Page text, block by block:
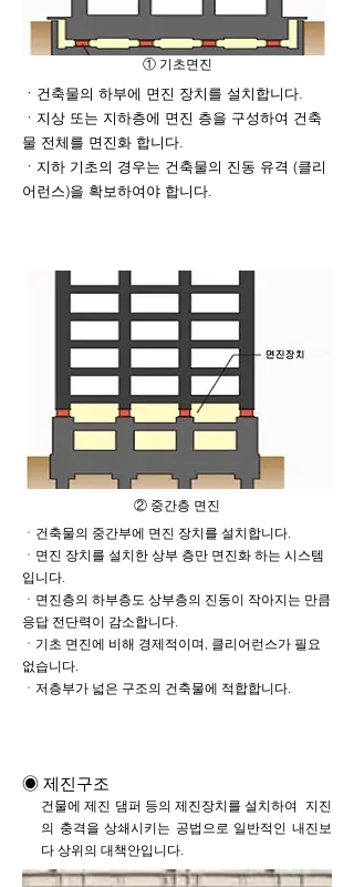
① 기초면진
ㆍ건축물의 하부에 면진 장치를 설치합니다.
ㆍ지상 또는 지하층에 면진 층을 구성하여 건축
물 전체를 면진화 합니다.
ㆍ지하 기초의 경우는 건축물의 진동 유격 (클리
어런스)을 확보하여야 합니다.
② 중간층 면진
ㆍ건축물의 중간부에 면진 장치를 설치합니다.
ㆍ면진 장치를 설치한 상부 층만 면진화 하는 시스템
입니다.
ㆍ면진층의 하부층도 상부층의 진동이 작아지는 만큼
응답 전단력이 감소합니다.
ㆍ기초 면진에 비해 경제적이며, 클리어런스가 필요
없습니다.
ㆍ저층부가 넓은 구조의 건축물에 적합합니다.
◉ 제진구조
건물에 제진 댐퍼 등의 제진장치를 설치하여 지진
의 충격을 상쇄시키는 공법으로 일반적인 내진보
다 상위의 대책안입니다.